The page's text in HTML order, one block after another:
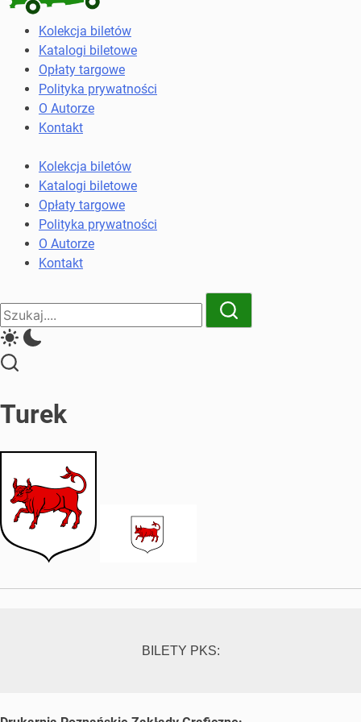
Kolekcja
biletów
komunikacji
miejskiej
kolejowych
Kolekcja biletów
Katalogi biletowe
Opłaty targowe
Polityka prywatności
O Autorze
Kontakt
Kolekcja biletów
Katalogi biletowe
Opłaty targowe
Polityka prywatności
O Autorze
Kontakt
Close
Search
Search
Turek
BILETY PKS: